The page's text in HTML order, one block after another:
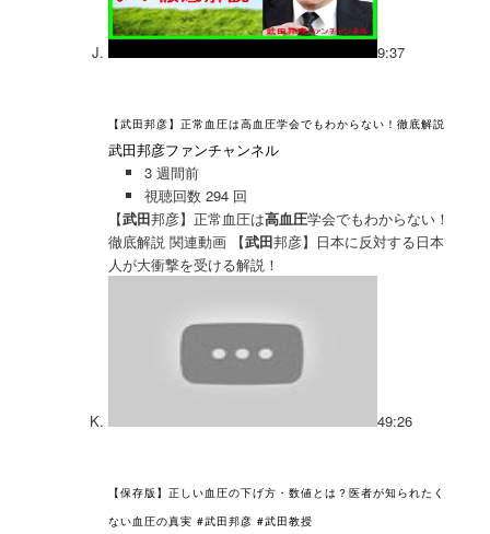
9:37
【武田邦彦】正常血圧は高血圧学会でもわからない！徹底解説
武田邦彦ファンチャンネル
3 週間前
視聴回数 294 回
【武田邦彦】正常血圧は高血圧学会でもわからない！
徹底解説 関連動画 【武田邦彦】日本に反対する日本
人が大衝撃を受ける解説！
49:26
【保存版】正しい血圧の下げ方・数値とは？医者が知られたく
ない血圧の真実 #武田邦彦 #武田教授